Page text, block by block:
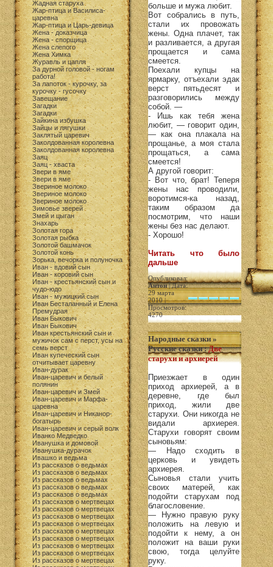
Жадная старуха
Жар-птица и Василиса-
царевна
Жар-птица и Царь-девица
Жена - доказчица
Жена - спорщица
Жена слепого
Жена Химка
Журавль и цапля
За дурной головой - ногам
работа!
За лапоток - курочку, за
курочку - гусочку
Завещание
Загадки
Загадки
Зайкина избушка
Зайцы и лягушки
Заклятый царевич
Заколдованная королевна
Заколдованная королевна
Заяц
Заяц - хваста
Звери в яме
Звери в яме
Звериное молоко
Звериное молоко
Звериное молоко
Зимовье зверей
Змей и цыган
Знахарь
Золотая гора
Золотая рыбка
Золотой башмачок
Золотой конь
Зорька, вечорка и полуночка
Иван - вдовий сын
Иван - коровий сын
Иван - крестьянский сын и
чудо-юдо
Иван - мужицкий сын
Иван Бесталанный и Елена
Премудрая
Иван Быкович
Иван Быкович
Иван крестьянский сын и
мужичок сам с перст, усы на
семь верст
Иван купеческий сын
отчитывает царевну
Иван-дурак
Иван-царевич и белый
полянин
Иван-царевич и Змей
Иван-царевич и Марфа-
царевна
Иван-царевич и Никанор-
богатырь
Иван-царевич и серый волк
Иванко Медведко
Иванушка и домовой
Иванушка-дурачок
Ивашко и ведьма
Из рассказов о ведьмах
Из рассказов о ведьмах
Из рассказов о ведьмах
Из рассказов о ведьмах
Из рассказов о ведьмах
Из рассказов о мертвецах
Из рассказов о мертвецах
Из рассказов о мертвецах
Из рассказов о мертвецах
Из рассказов о мертвецах
Из рассказов о мертвецах
Из рассказов о мертвецах
Из рассказов о мертвецах
Из рассказов о мертвецах
больше и мужа любит.
Вот собрались в путь,
стали их провожать
жены. Одна плачет, так
и разливается, а другая
прощается и сама
смеется.
Поехали купцы на
ярмарку, отъехали эдак
верст пятьдесят и
разговорились между
собой. —
- Ишь как тебя жена
любит, — говорит один,
— как она плакала на
прощанье, а моя стала
прощаться, а сама
смеется!
А другой говорит:
- Вот что, брат! Теперя
жены нас проводили,
воротимся-ка назад,
таким образом да
посмотрим, что наши
жены без нас делают.
- Хорошо!
Читать что было
дальше
Опубликовал:
Антон| Дата:
29 марта
2010 |
Просмотров:
4270
Народные сказки »
Русские сказки:Две
старухи и архиерей
Приезжает в один
приход архиерей, а в
деревне, где был
приход, жили две
старухи. Они никогда не
видали архиерея.
Старухи говорят своим
сыновьям:
— Надо сходить в
церковь и увидеть
архиерея.
Сыновья стали учить
своих матерей, как
подойти старухам под
благословение.
— Нужно правую руку
положить на левую и
подойти к нему, а он
положит на ваши руки
свою, тогда целуйте
руку.